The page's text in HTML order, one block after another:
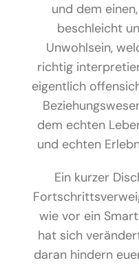
und dem
beschleicht
Unwohlsein,
richtig
eigentlich
dem echten
und echten
Ein kurzer
wie vor ein
hat sich
daran hindern